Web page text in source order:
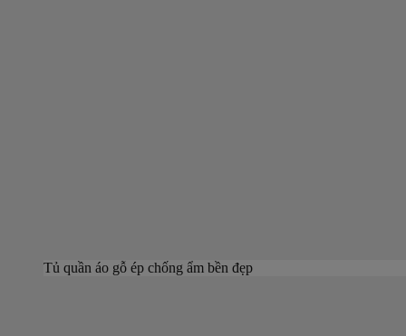
Tủ quần áo gỗ ép chống ẩm bền đẹp